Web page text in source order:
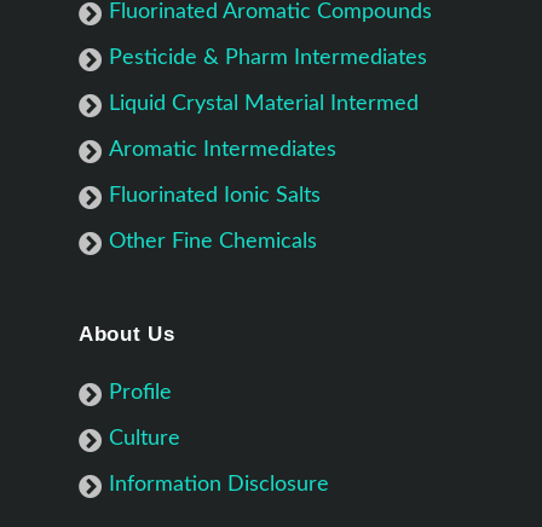
Fluorinated Aromatic Compounds
Pesticide & Pharm Intermediates
Liquid Crystal Material Intermed
Aromatic Intermediates
Fluorinated Ionic Salts
Other Fine Chemicals
About Us
Profile
Culture
Information Disclosure